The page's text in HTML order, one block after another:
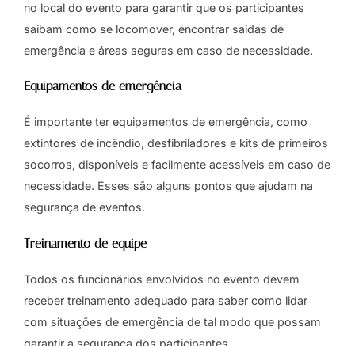
no local do evento para garantir que os participantes
saibam como se locomover, encontrar saídas de
emergência e áreas seguras em caso de necessidade.
Equipamentos de emergência
É importante ter equipamentos de emergência, como
extintores de incêndio, desfibriladores e kits de primeiros
socorros, disponíveis e facilmente acessíveis em caso de
necessidade. Esses são alguns pontos que ajudam na
segurança de eventos.
Treinamento de equipe
Todos os funcionários envolvidos no evento devem
receber treinamento adequado para saber como lidar
com situações de emergência de tal modo que possam
garantir a segurança dos participantes.